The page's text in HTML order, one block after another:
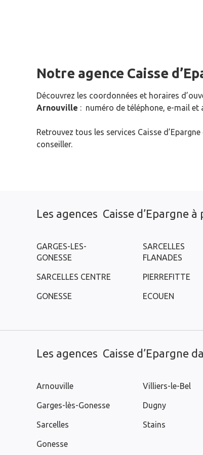
Notre agence Caisse
Découvrez les coordonnées et horaires
Arnouville : numéro de téléphone, e-mail et
Retrouvez tous les services Caisse
conseiller.
Les agences Caisse d’Epargne
GARGES-LES-
GONESSE
SARCELLES CENTRE
GONESSE
SARCELLES
FLANADES
PIERREFITTE
ECOUEN
Les agences Caisse d’Epargne
Arnouville
Garges-lès-Gonesse
Sarcelles
Gonesse
Villiers-le-Bel
Dugny
Stains